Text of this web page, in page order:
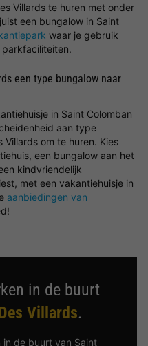
Villards te huren met onder
een bungalow in Saint
waar je gebruik
een type bungalow naar
in Saint Colomban
aan type
Villards om te huren. Kies
een bungalow aan het
kindvriendelijk
met een vakantiehuisje in
aanbiedingen van
in de buurt
Villards.
de buurt van Saint